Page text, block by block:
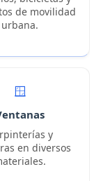
de movilidad
urbana.
🪟
y
en diversos